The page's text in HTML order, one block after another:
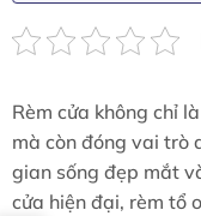
Rèm cửa không chỉ
mà còn đóng vai trò
gian sống đẹp mắt
cửa hiện đại, rèm tổ